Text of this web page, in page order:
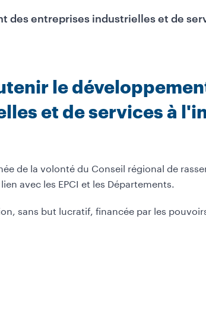
des entreprises industrielles et de
le
et de services à
de la volonté du Conseil régional de
avec les EPCI et les Départements.
sans but lucratif, financée par les